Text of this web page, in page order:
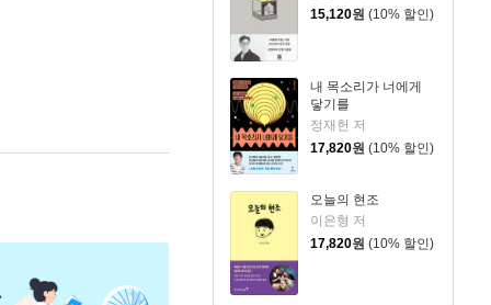
15,120원 (10% 할인)
내 목소리가 너에게
닿기를
정재헌 저
17,820원 (10% 할인)
오늘의 현조
이은형 저
17,820원 (10% 할인)